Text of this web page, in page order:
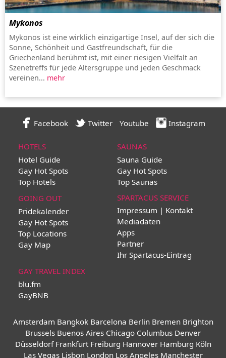
Mykonos
Mykonos ist eine wirklich einzigartige Insel, auf der sich die
Sonne, Schönheit und Gastfreundschaft, für die
Griechenland berühmt ist, mit einer riesigen Vielfalt an
Szenetreffs für jede Altersgruppe und jeden Geschmack
vereinen... mehr
Facebook Twitter Youtube Instagram
HOTELS
Hotel Guide
Gay Hot Spots
Top Hotels
SAUNAS
Sauna Guide
Gay Hot Spots
Top Saunas
GOING OUT
Pridekalender
Gay Hot Spots
Top Locations
Gay Map
SPARTACUS SERVICE
Impressum | Kontakt
Mediadaten
Apps
Partner
Ihr Spartacus-Eintrag
GAY TRAVEL INDEX
blu.fm
GayBNB
Amsterdam Bangkok Barcelona Berlin Bremen Brighton
Brussels Buenos Aires Chicago Columbus Denver
Düsseldorf Frankfurt Freiburg Hannover Hamburg Köln
Las Vegas Lisbon London Los Angeles Manchester